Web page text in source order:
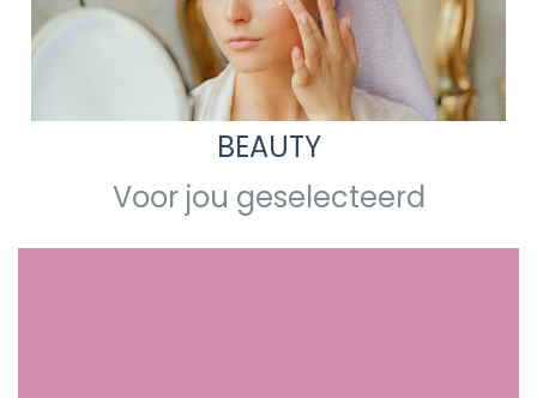
BEAUTY
Voor jou geselecteerd